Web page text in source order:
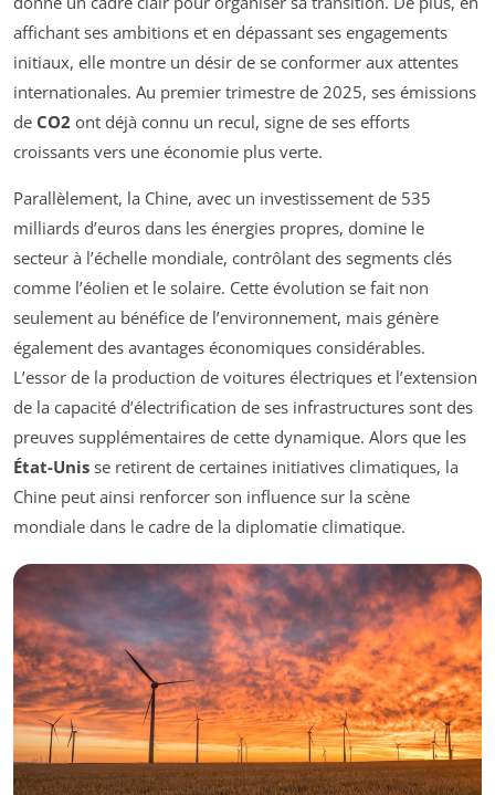
affichant ses ambitions et en dépassant ses engagements
initiaux, elle montre un désir de se conformer aux attentes
internationales. Au premier trimestre de 2025, ses émissions
de CO2 ont déjà connu un recul, signe de ses efforts
croissants vers une économie plus verte.
Parallèlement, la Chine, avec un investissement de 535
milliards d’euros dans les énergies propres, domine le
secteur à l’échelle mondiale, contrôlant des segments clés
comme l’éolien et le solaire. Cette évolution se fait non
seulement au bénéfice de l’environnement, mais génère
également des avantages économiques considérables.
L’essor de la production de voitures électriques et l’extension
de la capacité d’électrification de ses infrastructures sont des
preuves supplémentaires de cette dynamique. Alors que les
État-Unis se retirent de certaines initiatives climatiques, la
Chine peut ainsi renforcer son influence sur la scène
mondiale dans le cadre de la diplomatie climatique.